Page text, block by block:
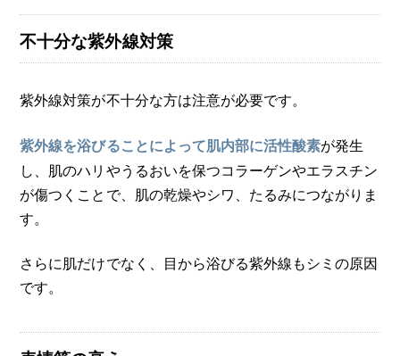
不十分な紫外線対策
紫外線対策が不十分な方は注意が必要です。
紫外線を浴びることによって肌内部に活性酸素が発生
し、肌のハリやうるおいを保つコラーゲンやエラスチン
が傷つくことで、肌の乾燥やシワ、たるみにつながりま
す。
さらに肌だけでなく、目から浴びる紫外線もシミの原因
です。